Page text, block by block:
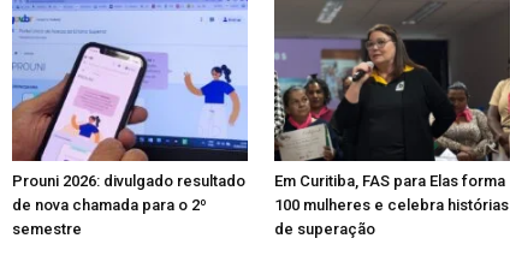
Prouni 2026: divulgado resultado
de nova chamada para o 2º
semestre
Em Curitiba, FAS para Elas forma
100 mulheres e celebra histórias
de superação